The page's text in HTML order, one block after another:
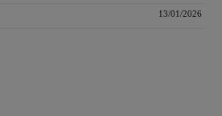
13/01/2026